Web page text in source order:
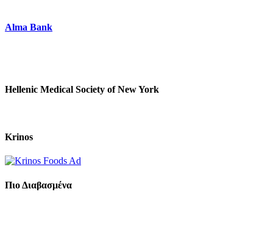
Alma Bank
Hellenic Medical Society of New York
Krinos
Πιο Διαβασμένα